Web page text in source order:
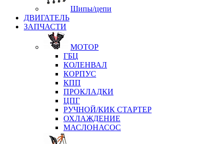
Шипы/цепи
ДВИГАТЕЛЬ
ЗАПЧАСТИ
МОТОР
ГБЦ
КОЛЕНВАЛ
КОРПУС
КПП
ПРОКЛАДКИ
ЦПГ
РУЧНОЙ/КИК СТАРТЕР
ОХЛАЖДЕНИЕ
МАСЛОНАСОС